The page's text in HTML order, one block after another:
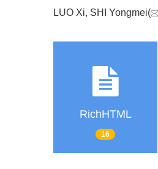
LUO Xi, SHI Yongmei(
RichHTML
16